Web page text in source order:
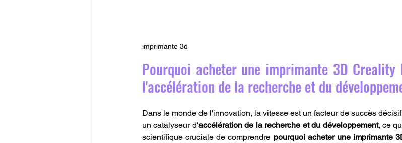
imprimante 3d
Pourquoi acheter une imprimante 3D Creality
l'accélération de la recherche et du
Dans le monde de l'innovation, la vitesse est un facteur de succès
un catalyseur d'accélération de la recherche et du développement, ce
scientifique cruciale de comprendre pourquoi acheter une imprimante